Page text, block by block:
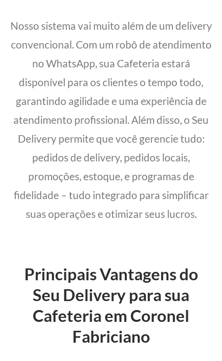
Nosso sistema vai muito além de um delivery
convencional. Com um robô de atendimento
no WhatsApp, sua Cafeteria estará
disponível para os clientes o tempo todo,
garantindo agilidade e uma experiência de
atendimento profissional. Além disso, o Seu
Delivery permite que você gerencie tudo:
pedidos de delivery, pedidos locais,
promoções, estoque, e programas de
fidelidade – tudo integrado para simplificar
suas operações e otimizar seus lucros.
Principais Vantagens do
Seu Delivery para sua
Cafeteria em Coronel
Fabriciano